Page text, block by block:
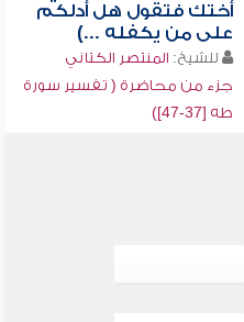
أختك فتقول هل أدلكم
على من يكفله ...)
للشيخ: المنتصر الكتاني
جزء من محاضرة ( تفسير سورة
طه [37-47])